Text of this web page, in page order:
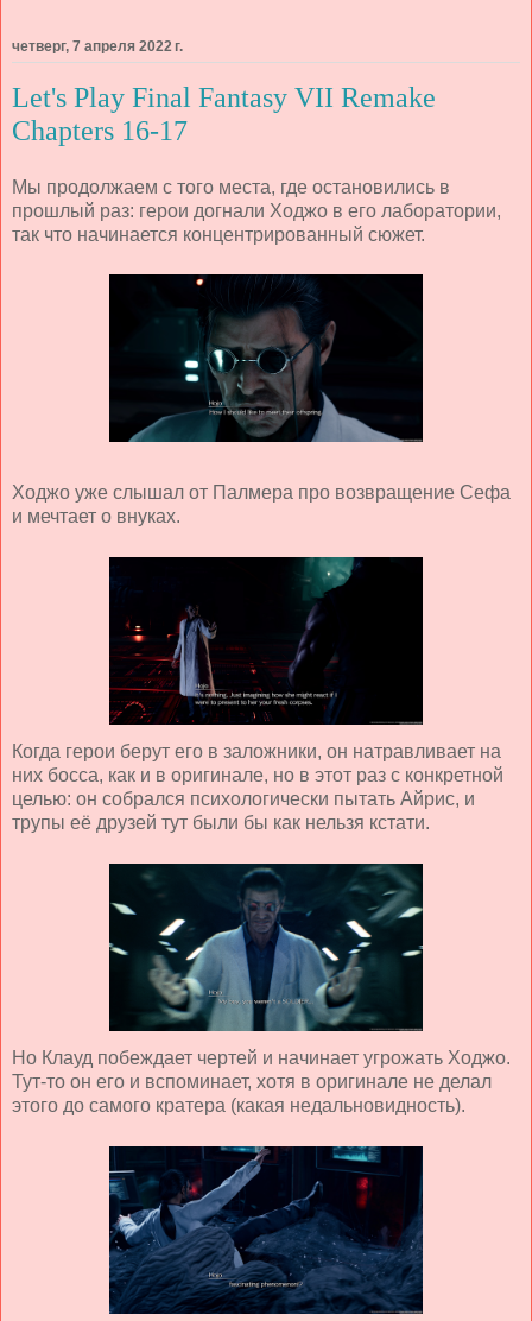
четверг, 7 апреля 2022 г.
Let's Play Final Fantasy VII Remake
Chapters 16-17
Мы продолжаем с того места, где остановились в
прошлый раз: герои догнали Ходжо в его лаборатории,
так что начинается концентрированный сюжет.
Ходжо уже слышал от Палмера про возвращение Сефа
и мечтает о внуках.
Когда герои берут его в заложники, он натравливает на
них босса, как и в оригинале, но в этот раз с конкретной
целью: он собрался психологически пытать Айрис, и
трупы её друзей тут были бы как нельзя кстати.
Но Клауд побеждает чертей и начинает угрожать Ходжо.
Тут-то он его и вспоминает, хотя в оригинале не делал
этого до самого кратера (какая недальновидность).